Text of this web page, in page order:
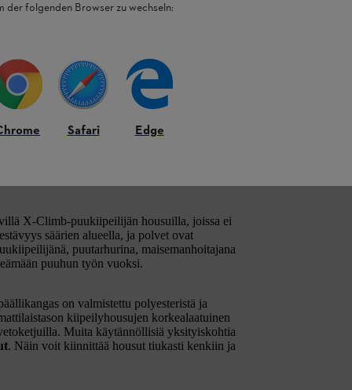
X-Climb-puukiipeilijän housuilla, joissa ei
säärien alueella, ja polvet ovat
puutarhurina, maisemanhoitajana
puuhun työn vuoksi.
on valmistettu polyesteristä ja
kiipeilyhousujen korkealaatuinen
Muita käytännöllisiä yksityiskohtia
. Näin voit kiinnittää housut tiukasti kenkiin ja
der folgenden Browser zu wechseln:
Safari Edge